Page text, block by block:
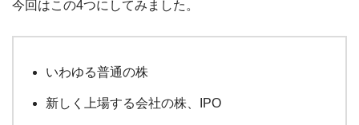
今回はこの4つにしてみました。
いわゆる普通の株
新しく上場する会社の株、IPO